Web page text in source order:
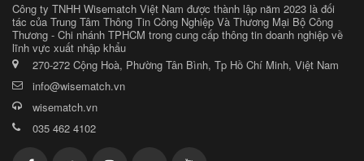
Công ty TNHH Wisematch Việt Nam được thành lập năm 2023 là đối
tác của Trung Tâm Thông Tin Công Nghiệp Và Thương Mại Bộ Công
Thương - Chi nhánh TPHCM trong cung cấp thông tin doanh nghiệp về
lĩnh vực xuất nhập khẩu
270-272 Cộng Hoà, Phường Tân Bình, Tp Hồ Chí Minh, Việt Nam
info@wisematch.vn
wisematch.vn
035 462 4102